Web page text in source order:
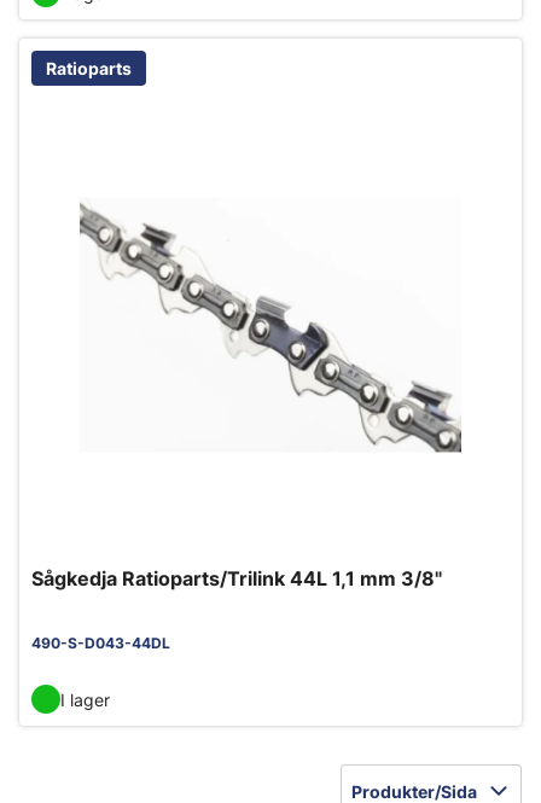
Ratioparts
Sågkedja Ratioparts/Trilink 44L 1,1 mm 3/8"
490-S-D043-44DL
I lager
Produkter/Sida